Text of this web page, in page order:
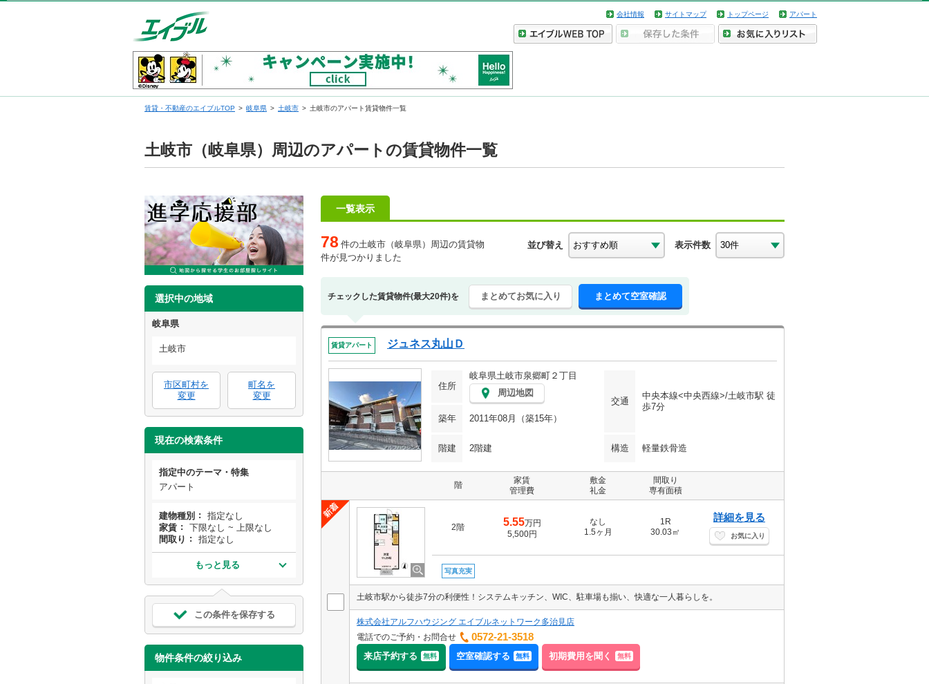
会社情報 サイトマップ トップページ アパート
賃貸・不動産のエイブルTOP 岐阜県 土岐市 土岐市のアパート賃貸物件一覧
土岐市（岐阜県）周辺のアパートの賃貸物件一覧
選択中の地域
岐阜県
土岐市
市区町村を
変更
町名を
変更
現在の検索条件
指定中のテーマ・特集
アパート
建物種別
指定なし
家賃
下限なし ~ 上限なし
間取り
指定なし
もっと見る
この条件を保存する
物件条件の絞り込み
一覧表示
78 件の土岐市（岐阜県）周辺の賃貸物
件が見つかりました
並び替え 表示件数
チェックした賃貸物件(最大20件)を まとめてお気に入り まとめて空室確認
賃貸アパート ジュネス丸山Ｄ
住所
岐阜県土岐市泉郷町２丁目
周辺地図
交通
中央本線<中央西線>/土岐市駅 徒
歩7分
築年
2011年08月（築15年）
階建 2階建 構造 軽量鉄骨造
階
家賃
管理費
敷金
礼金
間取り
専有面積
2階 5.55万円
5,500円
なし
1.5ヶ月
1R
30.03㎡
詳細を見る
お気に入り
写真充実
土岐市駅から徒歩7分の利便性！システムキッチン、WIC、駐車場も揃い、快適な一人暮らしを。
株式会社アルフハウジング エイブルネットワーク多治見店
電話でのご予約・お問合せ
0572-21-3518
来店予約する 無料 空室確認する 無料 初期費用を聞く 無料